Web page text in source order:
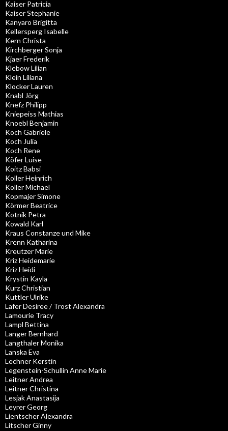
Kaiser Patricia
Kaiser Stephanie
Kanyaro Brigitta
Kellersperg Isabelle
Kern Christa
Kirchberger Sonja
Kjaer Frederik
Klebow Lilian
Klein Liliana
Klocker Lauren
Knabl Jörg
Knefz Philipp
Kniepeiss Mathias
Knoebl Benjamin
Koch Gabriele
Koch Julia
Koch Rene
Köfer Luise
Koitz Babsi
Koller Heinrich
Koller Michael
Kopmajer Simone
Körmer Beatrice
Kotnik Petra
Kowald Karl
Kraus Constanze und Mike
Krenn Katharina
Kreutzer Marie
Kriz Heidemarie
Kriz Heidi
Krystin Kayla
Kurz Christian
Kuttler Ulrike
Lafer Desiree / Trost Alexandra
Lamourie Tracy
Lampl Bettina
Langer Bernhard
Langthaler Monika
Lanska Eva
Lechner Kerstin
Legenstein-Schullin Anne Marie
Leitner Andrea
Leitner Christina
Lesjak Anastasija
Leyrer Georg
Lientscher Alexandra
Litscher Ginny